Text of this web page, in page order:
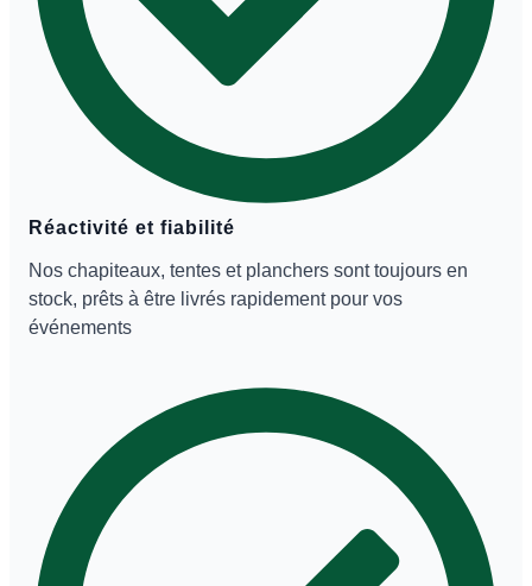
Réactivité et fiabilité
Nos chapiteaux, tentes et planchers sont toujours en
stock, prêts à être livrés rapidement pour vos
événements